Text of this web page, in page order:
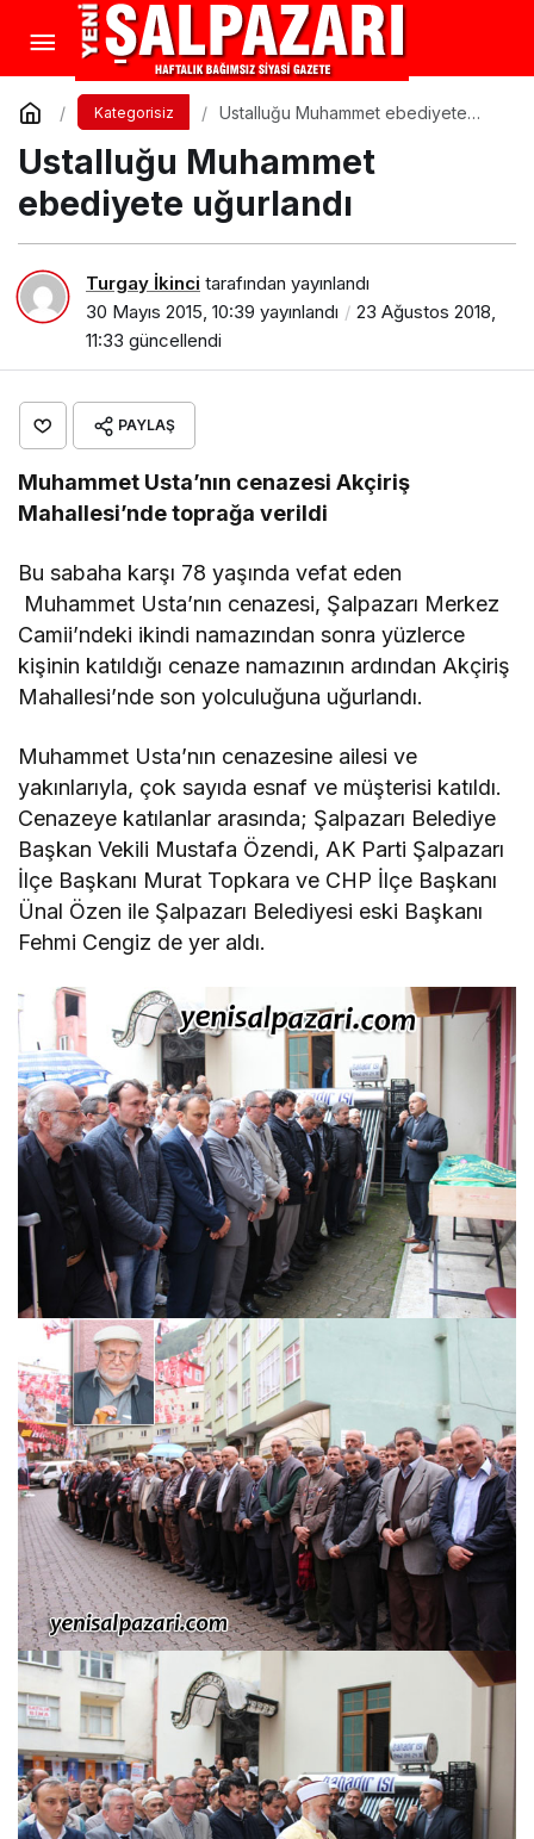
Kategorisiz
Ustalluğu Muhammet ebediyete
Ustalluğu Muhammet
ebediyete uğurlandı
Turgay İkinci tarafından yayınlandı
30 Mayıs 2015, 10:39 yayınlandı
23 Ağustos 2018,
11:33 güncellendi
PAYLAŞ
Muhammet Usta’nın cenazesi Akçiriş
Mahallesi’nde toprağa verildi
Bu sabaha karşı 78 yaşında vefat eden
Muhammet Usta’nın cenazesi, Şalpazarı Merkez
Camii’ndeki ikindi namazından sonra yüzlerce
kişinin katıldığı cenaze namazının ardından Akçiriş
Mahallesi’nde son yolculuğuna uğurlandı.
Muhammet Usta’nın cenazesine ailesi ve
yakınlarıyla, çok sayıda esnaf ve müşterisi katıldı.
Cenazeye katılanlar arasında; Şalpazarı Belediye
Başkan Vekili Mustafa Özendi, AK Parti Şalpazarı
İlçe Başkanı Murat Topkara ve CHP İlçe Başkanı
Ünal Özen ile Şalpazarı Belediyesi eski Başkanı
Fehmi Cengiz de yer aldı.